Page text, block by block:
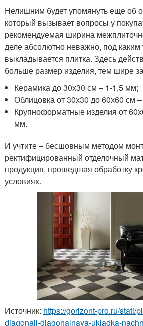
Нелишним будет упомянуть еще об
который вызывает вопросы у
рекомендуемая ширина
деле абсолютно неважно, под каким
выкладывается плитка. Здесь
больше размер изделия, тем шире
Керамика до 30х30 см – 1-1,5 мм;
Облицовка от 30х30 до 60х60 см
Крупноформатные изделия от
мм.
И учтите – бесшовным методом
ректифицированный отделочный
продукция, прошедшая обработку
условиях.
Источник: https://gorizont-pro.ru/stati/
diagonali-diagonalnaya-ukladka-